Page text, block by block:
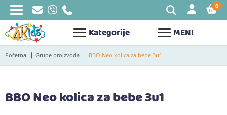
Kategorije MENI
0
Početna Grupe proizvoda BBO Neo kolica za bebe 3u1
BBO Neo kolica za bebe 3u1